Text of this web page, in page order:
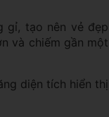
gỉ, tạo nên vẻ đẹp
và chiếm gần một
diện tích hiển thị